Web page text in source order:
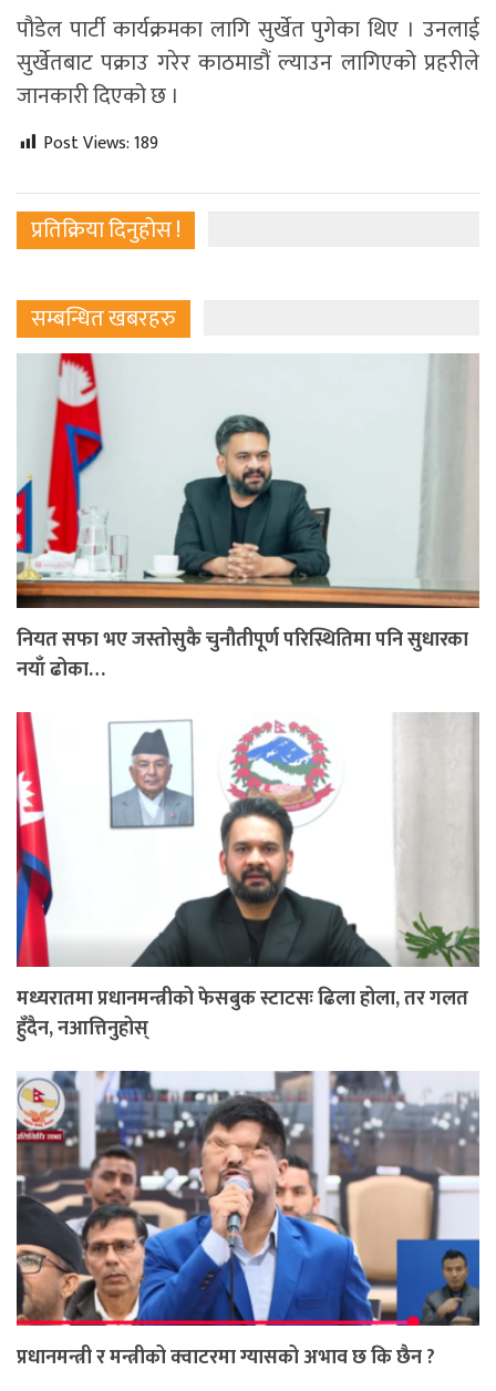
पौडेल पार्टी कार्यक्रमका लागि सुर्खेत पुगेका थिए । उनलाई
सुर्खेतबाट पक्राउ गरेर काठमाडौं ल्याउन लागिएको प्रहरीले
जानकारी दिएको छ ।
Post Views:189
प्रतिक्रिया दिनुहोस !
सम्बन्धित खबरहरु
नियत सफा भए जस्तोसुकै चुनौतीपूर्ण परिस्थितिमा पनि सुधारका
नयाँ ढोका…
मध्यरातमा प्रधानमन्त्रीको फेसबुक स्टाटसः ढिला होला, तर गलत
हुँदैन, नआत्तिनुहोस्
प्रधानमन्त्री र मन्त्रीको क्वाटरमा ग्यासको अभाव छ कि छैन ?